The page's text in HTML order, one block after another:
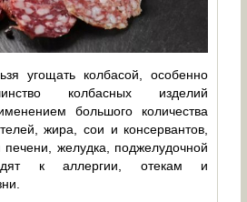
угощать колбасой, особенно
колбасных изделий
большого количества
жира, сои и консервантов,
желудка, поджелудочной
к аллергии, отекам и